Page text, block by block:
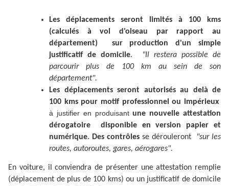
Les déplacements seront limités à 100 kms
(calculés à vol d'oiseau par rapport au
département) sur production d'un simple
justificatif de domicile.
"Il restera possible de
parcourir plus de 100 km au sein de son
département".
Les déplacements seront autorisés au delà de
100 kms pour motif professionnel ou impérieux
à justifier en produisantune nouvelle attestation
dérogatoire disponible en version papier et
numérique. Des contrôles se dérouleront
"sur les
routes, autoroutes, gares, aérogares".
En voiture, il conviendra de présenter une attestation remplie
(déplacement de plus de 100 kms) ou un justificatif de domicile